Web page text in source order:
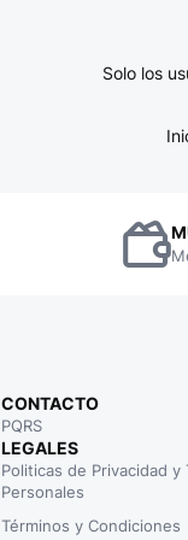
Solo los
CONTACTO
PQRS
LEGALES
Politicas de Privacidad
Personales
Términos y Condiciones